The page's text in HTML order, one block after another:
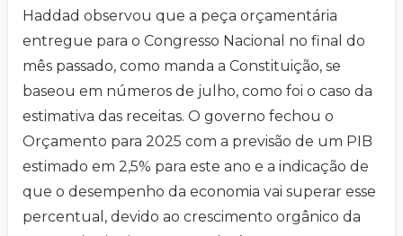
Haddad observou que a peça orçamentária
entregue para o Congresso Nacional no final do
mês passado, como manda a Constituição, se
baseou em números de julho, como foi o caso da
estimativa das receitas. O governo fechou o
Orçamento para 2025 com a previsão de um PIB
estimado em 2,5% para este ano e a indicação de
que o desempenho da economia vai superar esse
percentual, devido ao crescimento orgânico da